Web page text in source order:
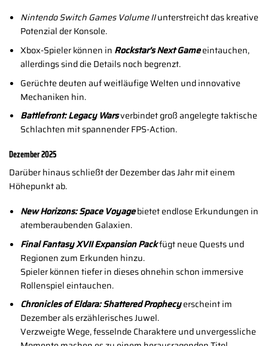
Nintendo Switch Games Volume IIunterstreicht das kreative
Potenzial der Konsole.
Xbox-Spieler können in Rockstar’s Next Gameeintauchen,
allerdings sind die Details noch begrenzt.
Gerüchte deuten auf weitläufige Welten und innovative
Mechaniken hin.
Battlefront: Legacy Warsverbindet groß angelegte taktische
Schlachten mit spannender FPS-Action.
Dezember 2025
Darüber hinaus schließt der Dezember das Jahr mit einem
Höhepunkt ab.
New Horizons: Space Voyagebietet endlose Erkundungen in
atemberaubenden Galaxien.
Final Fantasy XVII Expansion Packfügt neue Quests und
Regionen zum Erkunden hinzu.
Spieler können tiefer in dieses ohnehin schon immersive
Rollenspiel eintauchen.
Chronicles of Eldara: Shattered Prophecyerscheint im
Dezember als erzählerisches Juwel.
Verzweigte Wege, fesselnde Charaktere und unvergessliche